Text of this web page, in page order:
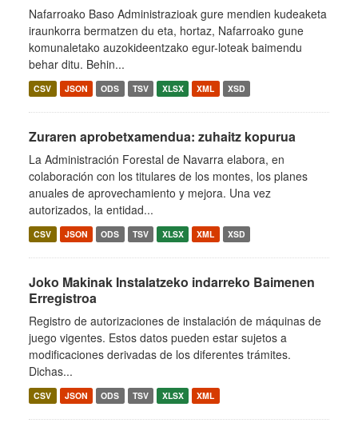
Nafarroako Baso Administrazioak gure mendien kudeaketa
iraunkorra bermatzen du eta, hortaz, Nafarroako gune
komunaletako auzokideentzako egur-loteak baimendu
behar ditu. Behin...
CSV JSON ODS TSV XLSX XML XSD
Zuraren aprobetxamendua: zuhaitz kopurua
La Administración Forestal de Navarra elabora, en
colaboración con los titulares de los montes, los planes
anuales de aprovechamiento y mejora. Una vez
autorizados, la entidad...
CSV JSON ODS TSV XLSX XML XSD
Joko Makinak Instalatzeko indarreko Baimenen
Erregistroa
Registro de autorizaciones de instalación de máquinas de
juego vigentes. Estos datos pueden estar sujetos a
modificaciones derivadas de los diferentes trámites.
Dichas...
CSV JSON ODS TSV XLSX XML